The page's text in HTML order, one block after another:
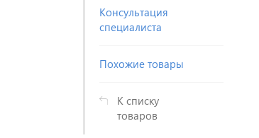
Консультация
специалиста
Похожие товары
К списку
товаров